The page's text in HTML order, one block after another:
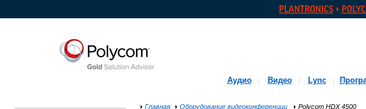
Аудио
Видео Lync
Главная Оборудование видеоконференции Polycom HDX 4500